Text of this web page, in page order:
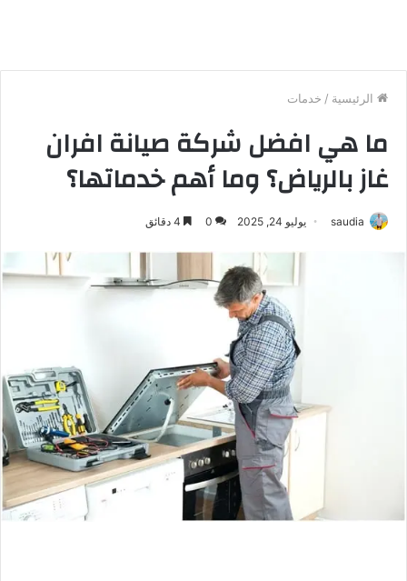
الرئيسية / خدمات
ما هي افضل شركة صيانة افران
غاز بالرياض؟ وما أهم خدماتها؟
saudia يوليو 24, 2025 0